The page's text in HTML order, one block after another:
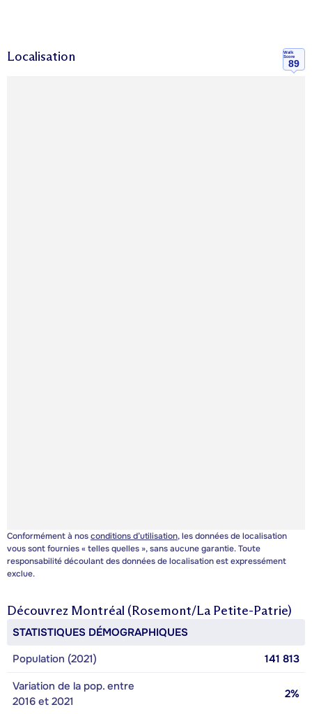
Localisation
Walk
Score
89
Conformément à nosconditions d’utilisation, les données de localisation
vous sont fournies « telles quelles », sans aucune garantie. Toute
responsabilité découlant des données de localisation est expressément
exclue.
Découvrez Montréal (Rosemont/La Petite-Patrie)
STATISTIQUES DÉMOGRAPHIQUES
Population (2021)
141 813
Variation de la pop. entre
2016 et 2021
2%